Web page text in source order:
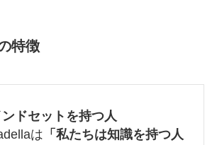
特徴
ドセットを持つ人
は 「私たちは知識を持つ人